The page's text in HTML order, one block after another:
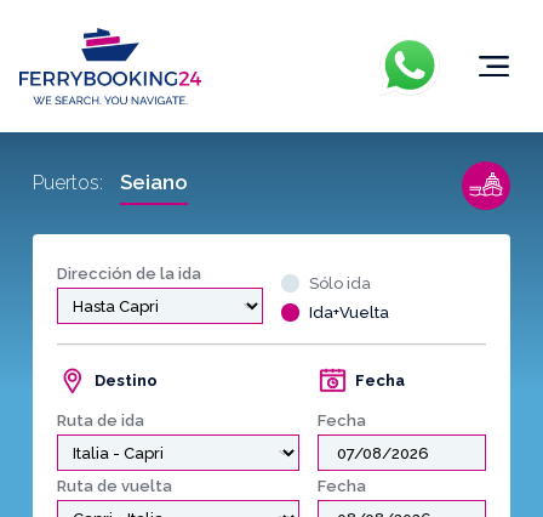
Dirección de la ida
Sólo ida
Ida+Vuelta
Destino
Ruta de ida
Fecha
Fecha
Ruta de vuelta Fecha
Puertos: Seiano